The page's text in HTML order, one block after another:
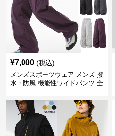
¥7,000 (税込)
メンズスポーツウェア メンズ 撥
水・防風 機能性ワイドパンツ 全